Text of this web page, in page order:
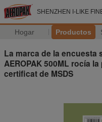
SHENZHEN I-LIKE
Hogar Productos
La marca de la encuesta
AEROPAK 500ML rocía
certificat de MSDS